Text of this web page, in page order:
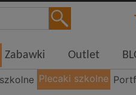
Zabawki Outlet
Plecaki szkolne